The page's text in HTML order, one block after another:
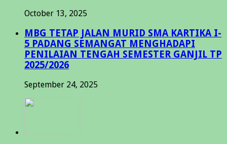
October 13, 2025
MBG TETAP JALAN MURID SMA KARTIKA I-
5 PADANG SEMANGAT MENGHADAPI
PENILAIAN TENGAH SEMESTER GANJIL TP
2025/2026
September 24, 2025